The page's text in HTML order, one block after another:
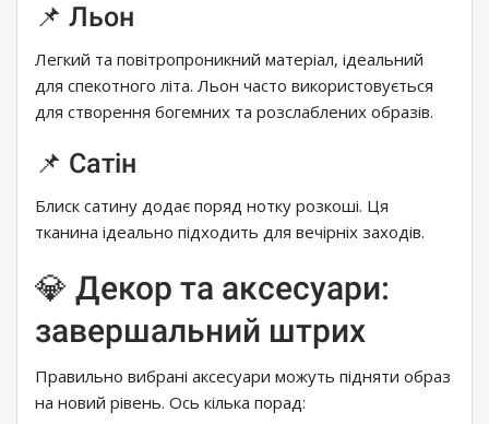
📌 Льон
Легкий та повітропроникний матеріал, ідеальний
для спекотного літа. Льон часто використовується
для створення богемних та розслаблених образів.
📌 Сатін
Блиск сатину додає поряд нотку розкоші. Ця
тканина ідеально підходить для вечірніх заходів.
💎 Декор та аксесуари:
завершальний штрих
Правильно вибрані аксесуари можуть підняти образ
на новий рівень. Ось кілька порад: